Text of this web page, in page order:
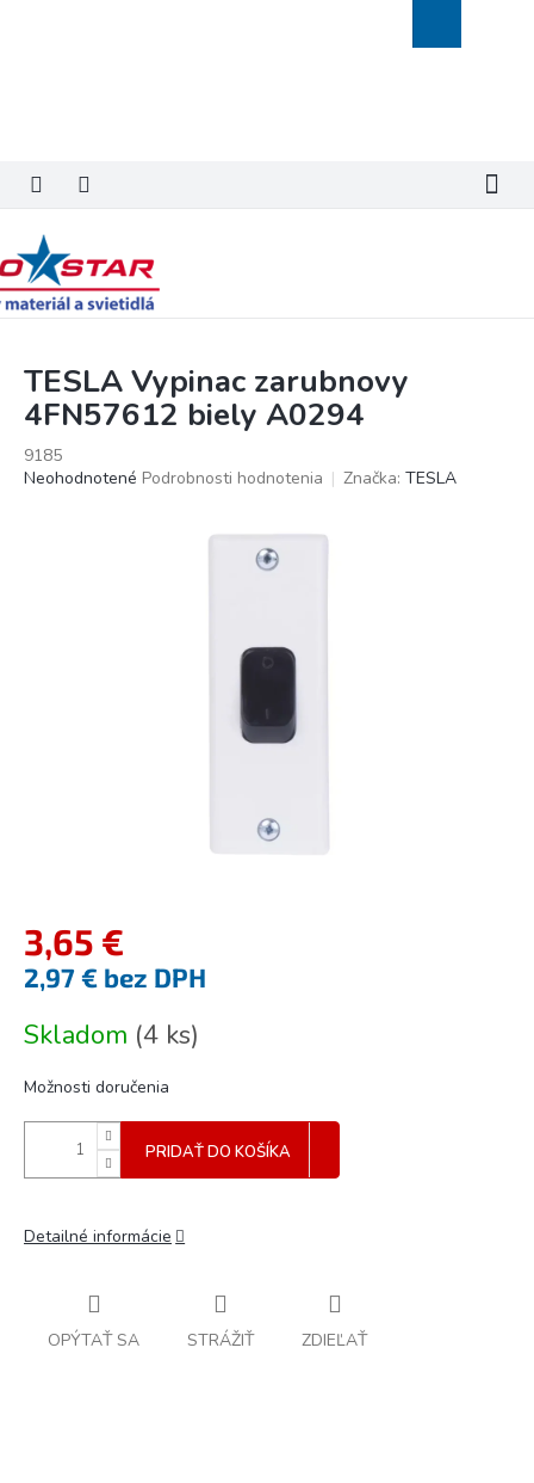
košík
TESLA Vypinac zarubnovy
4FN57612 biely A0294
9185
Priemerné
Neohodnotené Podrobnosti hodnotenia Značka: TESLA
3,65 €
2,97 € bez DPH
cena:
Skladom (4 ks)
Možnosti doručenia
PRIDAŤ DO KOŠÍKA
Detailné informácie
OPÝTAŤ SA STRÁŽIŤ ZDIEĽAŤ